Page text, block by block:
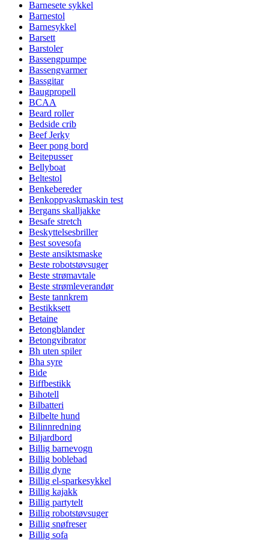
Barnesete sykkel
Barnestol
Barnesykkel
Barsett
Barstoler
Bassengpumpe
Bassengvarmer
Bassgitar
Baugpropell
BCAA
Beard roller
Bedside crib
Beef Jerky
Beer pong bord
Beitepusser
Bellyboat
Beltestol
Benkebereder
Benkoppvaskmaskin test
Bergans skalljakke
Besafe stretch
Beskyttelsesbriller
Best sovesofa
Beste ansiktsmaske
Beste robotstøvsuger
Beste strømavtale
Beste strømleverandør
Beste tannkrem
Bestikksett
Betaine
Betongblander
Betongvibrator
Bh uten spiler
Bha syre
Bide
Biffbestikk
Bihotell
Bilbatteri
Bilbelte hund
Bilinnredning
Biljardbord
Billig barnevogn
Billig boblebad
Billig dyne
Billig el-sparkesykkel
Billig kajakk
Billig partytelt
Billig robotstøvsuger
Billig snøfreser
Billig sofa